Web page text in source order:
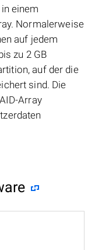
einem
Normalerweise
auf jedem
zu 2 GB
auf der die
sind. Die
Array